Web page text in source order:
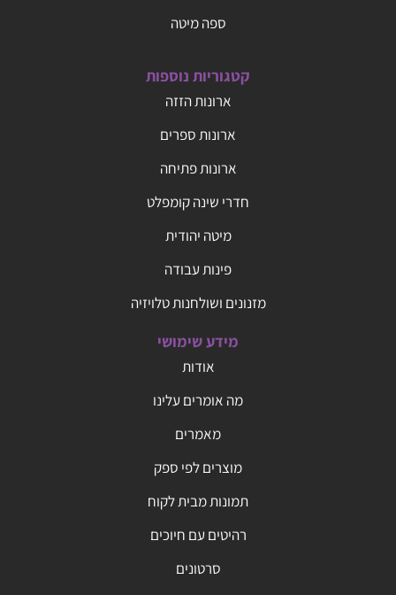
ספה מיטה
קטגוריות נוספות
ארונות הזזה
ארונות ספרים
ארונות פתיחה
חדרי שינה קומפלט
מיטה יהודית
פינות עבודה
מזנונים ושולחנות טלויזיה
מידע שימושי
אודות
מה אומרים עלינו
מאמרים
מוצרים לפי ספק
תמונות מבית לקוח
רהיטים עם חיוכים
סרטונים